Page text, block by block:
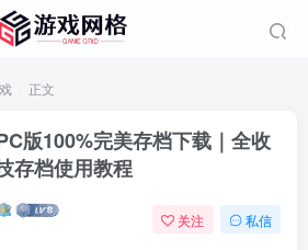
正文
版100%完美存档下载｜全收
存档使用教程
关注 私信